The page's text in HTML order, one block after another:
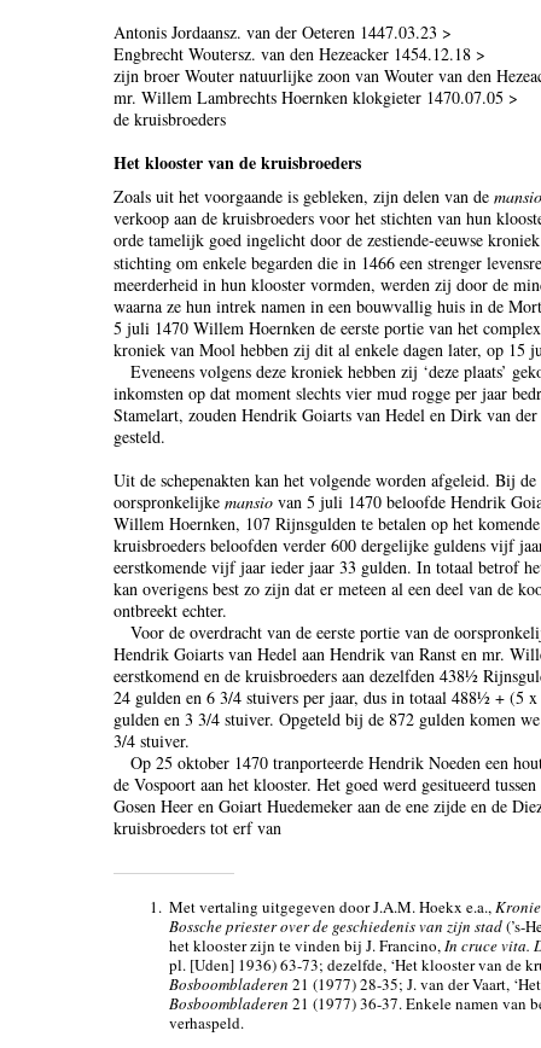
Antonis Jordaansz. van der Oeteren 1447.03.23 >
Engbrecht Woutersz. van den Hezeacker 1454.12.18 >
zijn broer Wouter natuurlijke zoon van Wouter van den
mr. Willem Lambrechts Hoernken klokgieter 1470.07.05 >
de kruisbroeders
Het klooster van de kruisbroeders
Zoals uit het voorgaande is gebleken, zijn delen van de
verkoop aan de kruisbroeders voor het stichten van hun
orde tamelijk goed ingelicht door de zestiende-eeuwse
stichting om enkele begarden die in 1466 een strenger
meerderheid in hun klooster vormden, werden zij door de
waarna ze hun intrek namen in een bouwvallig huis in de
5 juli 1470 Willem Hoernken de eerste portie van het
kroniek van Mool hebben zij dit al enkele dagen later, op 15
Eveneens volgens deze kroniek hebben zij ‘deze plaats’
inkomsten op dat moment slechts vier mud rogge per jaar
Stamelart, zouden Hendrik Goiarts van Hedel en Dirk van
gesteld.
Uit de schepenakten kan het volgende worden afgeleid. Bij
oorspronkelijkemansio van 5 juli 1470 beloofde Hendrik
Willem Hoernken, 107 Rijnsgulden te betalen op het
kruisbroeders beloofden verder 600 dergelijke guldens vijf
eerstkomende vijf jaar ieder jaar 33 gulden. In totaal betrof
kan overigens best zo zijn dat er meteen al een deel van de
ontbreekt echter.
Voor de overdracht van de eerste portie van de
Hendrik Goiarts van Hedel aan Hendrik van Ranst en mr.
eerstkomend en de kruisbroeders aan dezelfden 438½
24 gulden en 6 3/4 stuivers per jaar, dus in totaal 488½ + (5
gulden en 3 3/4 stuiver. Opgeteld bij de 872 gulden komen
3/4 stuiver.
Op 25 oktober 1470 tranporteerde Hendrik Noeden een
de Vospoort aan het klooster. Het goed werd gesitueerd
Gosen Heer en Goiart Huedemeker aan de ene zijde en de
kruisbroeders tot erf van
1. Met vertaling uitgegeven door J.A.M. Hoekx e.a.,
Bossche priester over de geschiedenis van zijn stad(’s-
het klooster zijn te vinden bij J. Francino, In cruce vita.
pl. [Uden] 1936) 63-73; dezelfde, ‘Het klooster van de
Bosboombladeren 21 (1977) 28-35; J. van der Vaart,
Bosboombladeren 21 (1977) 36-37. Enkele namen van
verhaspeld.